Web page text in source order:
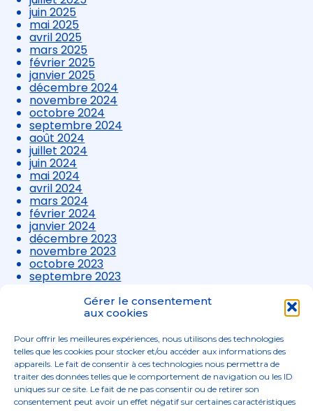
Gérer le consentement
aux cookies
Pour offrir les meilleures expériences, nous utilisons des technologies
telles que les cookies pour stocker et/ou accéder aux informations des
appareils. Le fait de consentir à ces technologies nous permettra de
traiter des données telles que le comportement de navigation ou les ID
uniques sur ce site. Le fait de ne pas consentir ou de retirer son
consentement peut avoir un effet négatif sur certaines caractéristiques
juin 2025
mai 2025
avril 2025
mars 2025
février 2025
janvier 2025
décembre 2024
novembre 2024
octobre 2024
septembre 2024
août 2024
juillet 2024
juin 2024
mai 2024
avril 2024
mars 2024
février 2024
janvier 2024
décembre 2023
novembre 2023
octobre 2023
septembre 2023
août 2023
juillet 2023
avril 2023
mars 2023